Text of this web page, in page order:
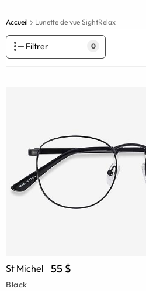
Accueil Lunette de vue SightRelax
Filtrer 0
St Michel 55 $
Black